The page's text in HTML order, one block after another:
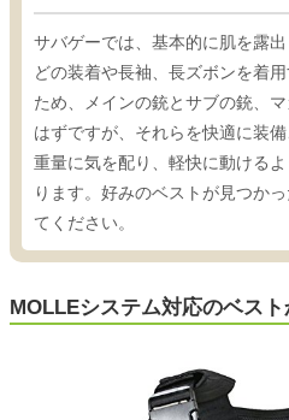
サバゲーでは、基本的に肌を露
どの装着や長袖、長ズボンを着
ため、メインの銃とサブの銃、
はずですが、それらを快適に装
重量に気を配り、軽快に動ける
ります。好みのベストが見つか
てください。
MOLLEシステム対応のベス